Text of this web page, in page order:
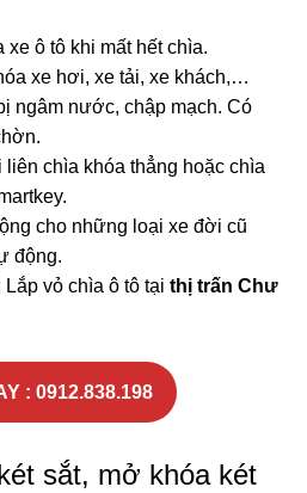
ô tô khi mất hết chìa.
xe hơi, xe tải, xe khách,…
ngâm nước, chập mạch. Có
chìa khóa thẳng hoặc chìa
cho những loại xe đời cũ
động.
Lắp vỏ chìa ô tô tạithị trấn Chư
: 0912.838.198
sắt, mở khóa két